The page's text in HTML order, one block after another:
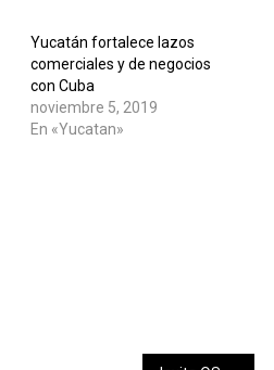
Yucatán fortalece lazos
comerciales y de negocios
con Cuba
noviembre 5, 2019
En «Yucatan»